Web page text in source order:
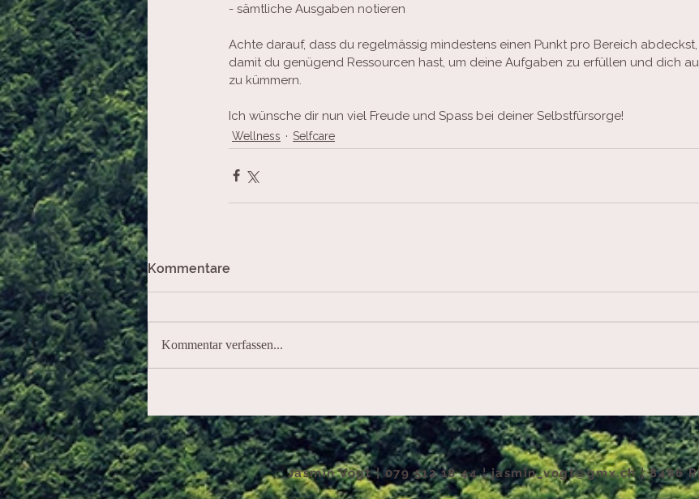
- sämtliche Ausgaben notieren
Achte darauf, dass du regelmässig mindestens einen Punkt pro Bereich
damit du genügend Ressourcen hast, um deine Aufgaben zu erfüllen und dich
zu kümmern.
Ich wünsche dir nun viel Freude und Spass bei deiner Selbstfürsorge!
Wellness Selfcare
Kommentare
Kommentar verfassen...
Jasmin Vogt ¦ 079 512 18 44 ¦jasmin_vogt@gmx.ch¦ 8486